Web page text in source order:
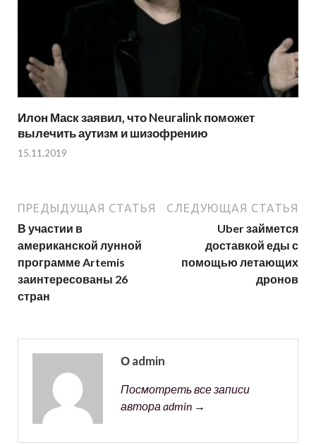
Илон Маск заявил, что Neuralink поможет
вылечить аутизм и шизофрению
15.11.2019
ПРЕДЫДУЩАЯ СТАТЬЯ
В участии в
американской лунной
программе Artemis
заинтересованы 26
стран
СЛЕДУЮЩАЯ СТАТЬЯ
Uber займется
доставкой еды с
помощью летающих
дронов
О admin
Посмотреть все записи
автора admin →